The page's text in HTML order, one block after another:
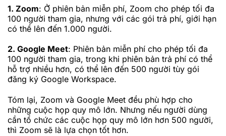
1. Zoom: Ở phiên bản miễn phí, Zoom cho phép tối đa
100 người tham gia, nhưng với các gói trả phí, giới hạn
có thể lên đến 1.000 người.
2. Google Meet: Phiên bản miễn phí cho phép tối đa
100 người tham gia, trong khi phiên bản trả phí có thể
hỗ trợ nhiều hơn, có thể lên đến 500 người tùy gói
đăng ký Google Workspace.
Tóm lại, Zoom và Google Meet đều phù hợp cho
những cuộc họp quy mô lớn. Nhưng nếu người dùng
cần tổ chức các cuộc họp quy mô lớn hơn 500 người,
thì Zoom sẽ là lựa chọn tốt hơn.